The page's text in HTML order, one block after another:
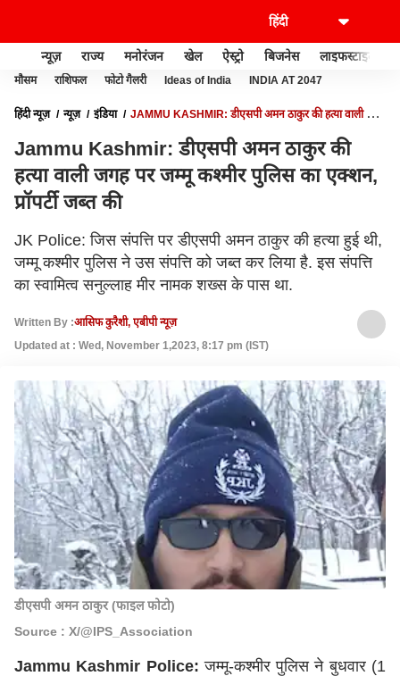
न्यूज़ राज्य मनोरंजन खेल ऐस्ट्रो बिजनेस लाइफस्टाइल
मौसम राशिफल फोटो गैलरी Ideas of India INDIA AT 2047
हिंदी न्यूज़ न्यूज़ इंडिया
JAMMU KASHMIR: डीएसपी अमन ठाकुर की हत्या वाली जगह
Jammu Kashmir: डीएसपी अमन ठाकुर की
हत्या वाली जगह पर जम्‍मू कश्‍मीर पुल‍िस का एक्‍शन,
प्रॉपर्टी जब्‍त की
JK Police: जिस संपत्ति पर डीएसपी अमन ठाकुर की हत्या हुई थी,
जम्मू कश्मीर पुलिस ने उस संपत्ति को जब्त कर लिया है. इस संपत्ति
का स्वामित्व सनुल्लाह मीर नामक शख्स के पास था.
Written By :आसिफ कुरैशी, एबीपी न्यूज़
Updated at : Wed, November 1,2023, 8:17 pm (IST)
डीएसपी अमन ठाकुर (फाइल फोटो)
Source : X/@IPS_Association
Jammu Kashmir Police: जम्मू-कश्मीर पुलिस ने बुधवार (1